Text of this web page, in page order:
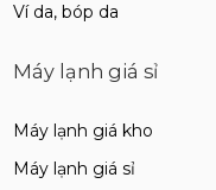
Ví da, bóp da
Máy lạnh giá sỉ
Máy lạnh giá kho
Máy lạnh giá sỉ